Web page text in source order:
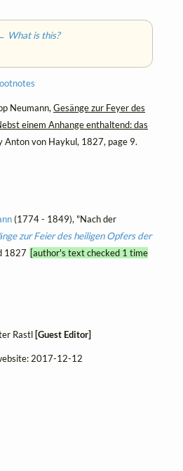
is this?
Neumann, Gesänge zur Feyer des
einem Anhange enthaltend: das
Anton von Haykul, 1827, page 9.
(1774 - 1849), "Nach der
zur Feier des heiligen Opfers der
1827 [author's text checked 1 time
Rastl [Guest Editor]
2017-12-12